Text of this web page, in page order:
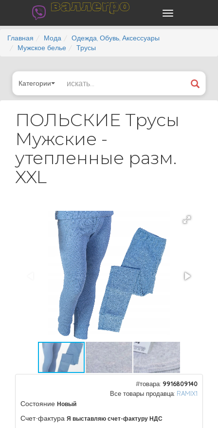
валлегро
Главная Мода
Одежда, Обувь, Аксессуары
Мужское белье
Трусы
Категории
ПОЛЬСКИЕ Трусы
Мужские -
утепленные разм.
XXL
#товара: 9916809140
Все товары продавца: RAMIX1
Состояние Новый
Счет-фактура Я выставляю счет-фактуру НДС